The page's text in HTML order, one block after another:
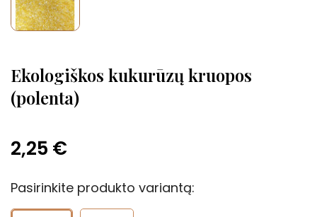
Ekologiškos kukurūzų kruopos
(polenta)
2,25 €
Pasirinkite produkto variantą: